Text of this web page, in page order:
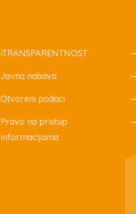
iTRANSPARENTNOST
Javna nabava
Otvoreni podaci
Pravo na pristup
informacijama